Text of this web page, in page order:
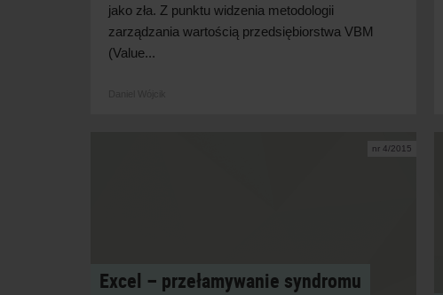
jako zła. Z punktu widzenia metodologii
zarządzania wartością przedsiębiorstwa VBM
(Value...
nr 4/2015
Excel – przełamywanie syndromu